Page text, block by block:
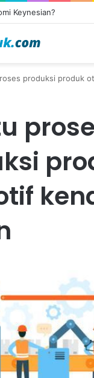
Keynesian?
produksi produk